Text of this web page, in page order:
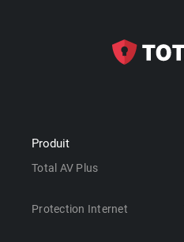
Produit
Total AV Plus
Protection Internet